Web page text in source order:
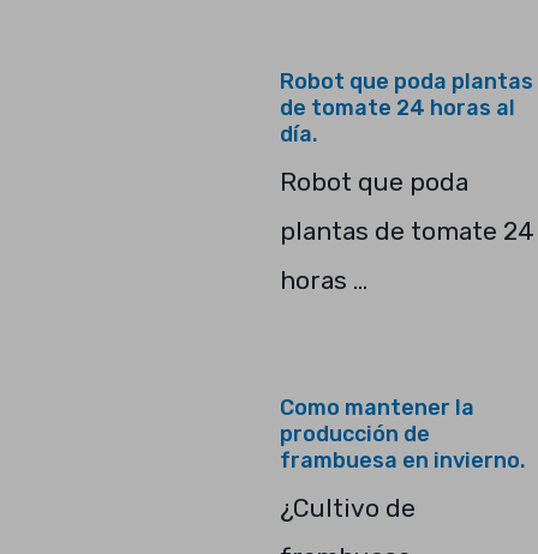
Robot que poda plantas
de tomate 24 horas al
día.
Robot que poda
plantas de tomate 24
horas …
Como mantener la
producción de
frambuesa en invierno.
¿Cultivo de